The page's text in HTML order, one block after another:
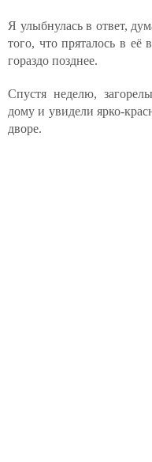
Я улыбнулась в ответ,
того, что пряталось в
гораздо позднее.
Спустя неделю,
дому и увидели ярко-
дворе.